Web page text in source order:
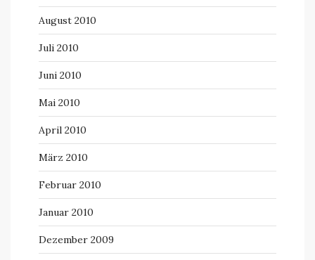
August 2010
Juli 2010
Juni 2010
Mai 2010
April 2010
März 2010
Februar 2010
Januar 2010
Dezember 2009